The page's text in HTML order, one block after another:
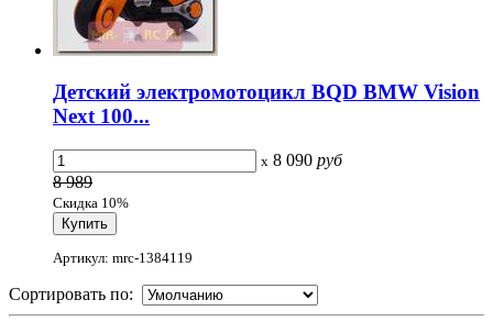
Детский электромотоцикл BQD BMW Vision
Next 100...
x 8 090 руб
8 989
Скидка 10%
Артикул: mrc-1384119
Сортировать по: